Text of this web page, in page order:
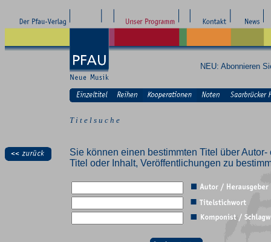
NEU: Abonnieren
T i t e l s u c h e
Sie können einen bestimmten Titel über
Titel oder Inhalt, Veröffentlichungen zu